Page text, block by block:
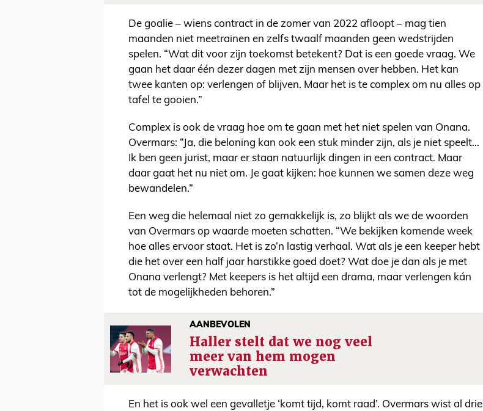
De goalie – wiens contract in de zomer van 2022 afloopt – mag tien
maanden niet meetrainen en zelfs twaalf maanden geen wedstrijden
spelen. “Wat dit voor zijn toekomst betekent? Dat is een goede vraag. We
gaan het daar één dezer dagen met zijn mensen over hebben. Het kan
twee kanten op: verlengen of blijven. Maar het is te complex om nu alles op
tafel te gooien.”
Complex is ook de vraag hoe om te gaan met het niet spelen van Onana.
Overmars: “Ja, die beloning kan ook een stuk minder zijn, als je niet speelt…
Ik ben geen jurist, maar er staan natuurlijk dingen in een contract. Maar
daar gaat het nu niet om. Je gaat kijken: hoe kunnen we samen deze weg
bewandelen.”
Een weg die helemaal niet zo gemakkelijk is, zo blijkt als we de woorden
van Overmars op waarde moeten schatten. “We bekijken komende week
hoe alles ervoor staat. Het is zo’n lastig verhaal. Wat als je een keeper hebt
die het over een half jaar harstikke goed doet? Wat doe je dan als je met
Onana verlengt? Met keepers is het altijd een drama, maar verlengen kán
tot de mogelijkheden behoren.”
AANBEVOLEN
Haller stelt dat we nog veel
meer van hem mogen
verwachten
En het is ook wel een gevalletje ‘komt tijd, komt raad’. Overmars wist al drie